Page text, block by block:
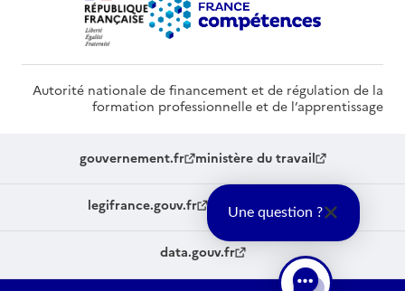
Autorité nationale de financement et de régulation de la
formation professionnelle et de l’apprentissage
gouvernement.fr ministère du travail
legifrance.gouv.fr service-public.fr
data.gouv.fr
Une question ?